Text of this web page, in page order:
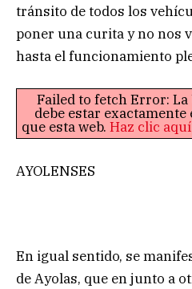
tránsito de todos los
poner una curita y no nos
hasta el funcionamiento
Failed to fetch Error: La
debe estar
que esta web. Haz clic
AYOLENSES
En igual sentido, se
de Ayolas, que en junto a